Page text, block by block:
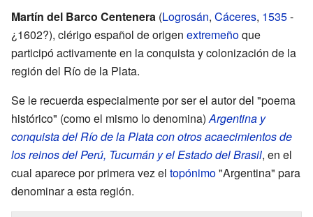
Martín del Barco Centenera (Logrosán, Cáceres, 1535-
¿1602?), clérigo español de origen extremeñoque
participó activamente en la conquista y colonización de la
región del Río de la Plata.
Se le recuerda especialmente por ser el autor del "poema
histórico" (como el mismo lo denomina)Argentina y
conquista del Río de la Plata con otros acaecimientos de
los reinos del Perú, Tucumán y el Estado del Brasil, en el
cual aparece por primera vez el topónimo"Argentina" para
denominar a esta región.